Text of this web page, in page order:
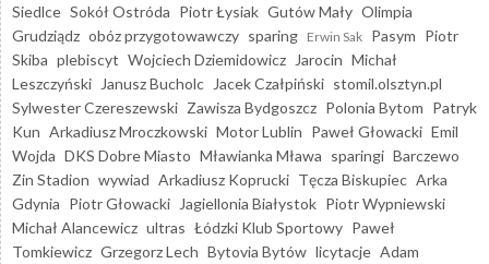
Siedlce Sokół Ostróda Piotr Łysiak Gutów Mały Olimpia
Grudziądz obóz przygotowawczy sparing Erwin Sak Pasym Piotr
Skiba plebiscyt Wojciech Dziemidowicz Jarocin Michał
Leszczyński
Janusz Bucholc Jacek Czałpiński stomil.olsztyn.pl
Sylwester Czereszewski Zawisza Bydgoszcz Polonia Bytom Patryk
Kun Arkadiusz Mroczkowski Motor Lublin Paweł Głowacki Emil
Wojda DKS Dobre Miasto Mławianka Mława sparingi Barczewo
Zin Stadion wywiad Arkadiusz Koprucki Tęcza Biskupiec Arka
Gdynia Piotr Głowacki Jagiellonia Białystok Piotr Wypniewski
Michał Alancewicz ultras Łódzki Klub Sportowy Paweł
Tomkiewicz Grzegorz Lech Bytovia Bytów licytacje Adam